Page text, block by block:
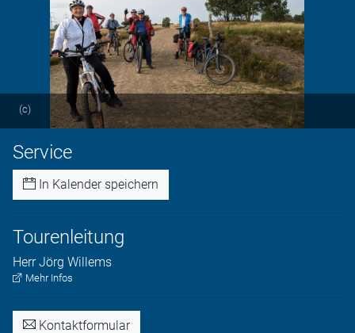
(c)
Service
In Kalender speichern
Tourenleitung
Herr Jörg Willems
Mehr Infos
Kontaktformular